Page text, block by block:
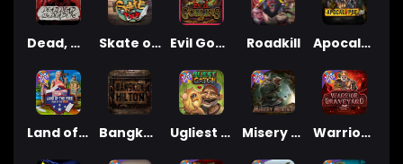
Dead, Dead, or Deader Skate or Die Apocalypse Super xNudge
Bangkok Hilton
Roadkill
Land of the Free Warrior Graveyard xNudge
Evil Goblins xBomb
Misery Mining
Ugliest Catch